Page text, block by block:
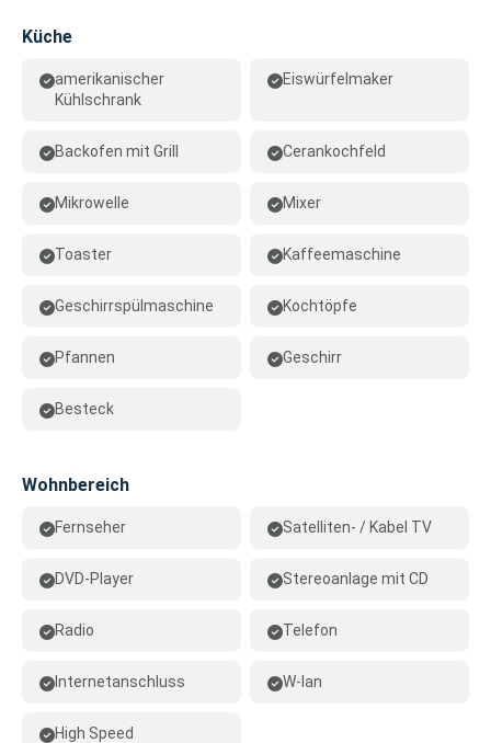
Küche
amerikanischer
Kühlschrank
Eiswürfelmaker
Backofen mit Grill Cerankochfeld
Mikrowelle Mixer
Toaster Kaffeemaschine
Geschirrspülmaschine Kochtöpfe
Pfannen Geschirr
Besteck
Wohnbereich
Fernseher Satelliten- / Kabel TV
DVD-Player Stereoanlage mit CD
Radio Telefon
Internetanschluss W-lan
High Speed